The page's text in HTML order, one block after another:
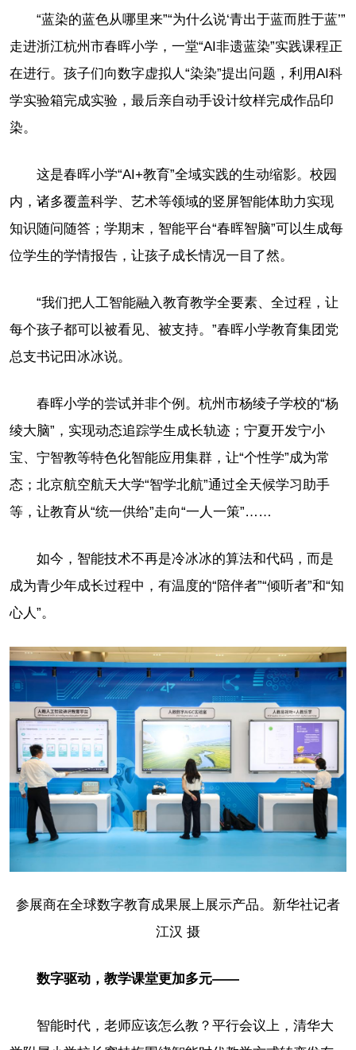
“蓝染的蓝色从哪里来”“为什么说‘青出于蓝而胜于蓝’”
走进浙江杭州市春晖小学，一堂“AI非遗蓝染”实践课程正
在进行。孩子们向数字虚拟人“染染”提出问题，利用AI科
学实验箱完成实验，最后亲自动手设计纹样完成作品印
染。
这是春晖小学“AI+教育”全域实践的生动缩影。校园
内，诸多覆盖科学、艺术等领域的竖屏智能体助力实现
知识随问随答；学期末，智能平台“春晖智脑”可以生成每
位学生的学情报告，让孩子成长情况一目了然。
“我们把人工智能融入教育教学全要素、全过程，让
每个孩子都可以被看见、被支持。”春晖小学教育集团党
总支书记田冰冰说。
春晖小学的尝试并非个例。杭州市杨绫子学校的“杨
绫大脑”，实现动态追踪学生成长轨迹；宁夏开发宁小
宝、宁智教等特色化智能应用集群，让“个性学”成为常
态；北京航空航天大学“智学北航”通过全天候学习助手
等，让教育从“统一供给”走向“一人一策”……
如今，智能技术不再是冷冰冰的算法和代码，而是
成为青少年成长过程中，有温度的“陪伴者”“倾听者”和“知
心人”。
参展商在全球数字教育成果展上展示产品。新华社记者
江汉 摄
数字驱动，教学课堂更加多元——
智能时代，老师应该怎么教？平行会议上，清华大